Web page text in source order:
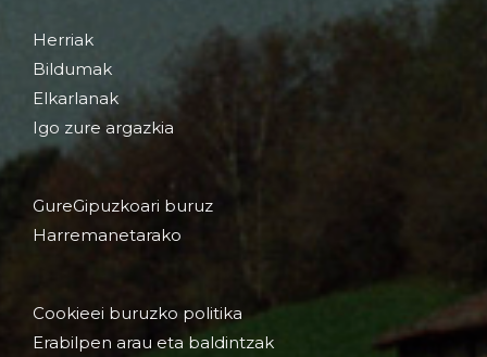
Herriak
Bildumak
Elkarlanak
Igo zure argazkia
GureGipuzkoari buruz
Harremanetarako
Cookieei buruzko politika
Erabilpen arau eta baldintzak